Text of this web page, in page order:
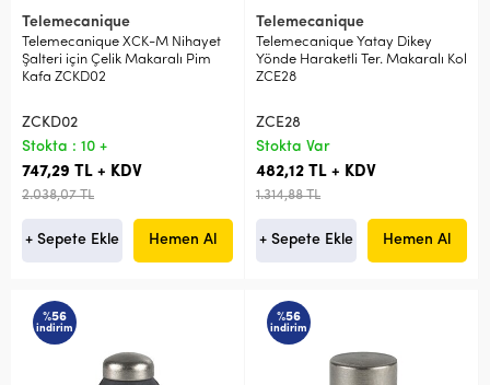
Telemecanique
Telemecanique XCK-M Nihayet
Şalteri için Çelik Makaralı Pim
Kafa ZCKD02
ZCKD02
Stokta : 10 +
747,29 TL + KDV
2.038,07 TL
+ Sepete Ekle Hemen Al
Telemecanique
Telemecanique Yatay Dikey
Yönde Haraketli Ter. Makaralı Kol
ZCE28
ZCE28
Stokta Var
482,12 TL + KDV
1.314,88 TL
+ Sepete Ekle Hemen Al
%56
indirim
%56
indirim